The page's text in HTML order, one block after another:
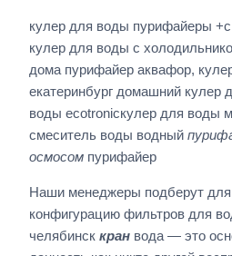
кулер для воды пурифайеры
кулер для воды с
дома пурифайер аквафор,
екатеринбург домашний кулер
воды ecotronicкулер для воды
смеситель воды водный
осмосом пурифайер
Наши менеджеры подберут
конфигурацию фильтров для
челябинск кран вода — это